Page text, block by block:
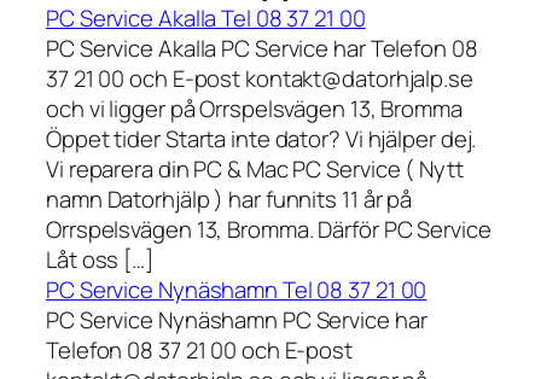
PC Service Akalla Tel 08 37 21 00
PC Service Akalla PC Service har Telefon 08
37 21 00 och E-post kontakt@datorhjalp.se
och vi ligger på Orrspelsvägen 13, Bromma
Öppet tider Starta inte dator? Vi hjälper dej.
Vi reparera din PC & Mac PC Service ( Nytt
namn Datorhjälp ) har funnits 11 år på
Orrspelsvägen 13, Bromma. Därför PC Service
Låt oss […]
PC Service Nynäshamn Tel 08 37 21 00
PC Service Nynäshamn PC Service har
Telefon 08 37 21 00 och E-post